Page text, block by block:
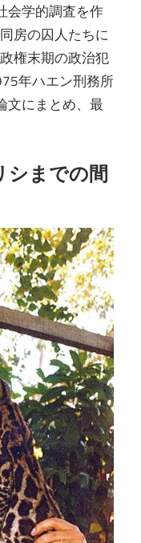
会学的調査を作
房の囚人たちに
権末期の政治犯
年ハエン刑務所
文にまとめ、最
シまでの間